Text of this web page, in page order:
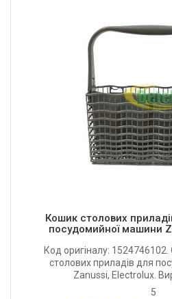
Кошик столових
посудомийної машини
Код оригіналу:
столових приладів для
Zanussi, Electrolux.
5